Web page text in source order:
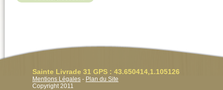
Sainte Livrade 31 GPS : 43.650414,1.105126
Mentions Légales - Plan du Site
Copyright 2011